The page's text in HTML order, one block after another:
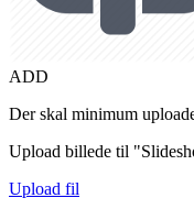
ADD
Der skal minimum
Upload billede til
Upload fil